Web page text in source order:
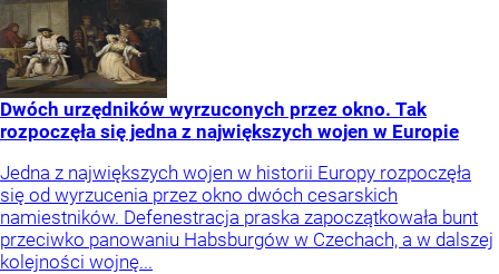
Dwóch urzędników wyrzuconych przez okno. Tak
rozpoczęła się jedna z największych wojen w Europie
Jedna z największych wojen w historii Europy rozpoczęła
się od wyrzucenia przez okno dwóch cesarskich
namiestników. Defenestracja praska zapoczątkowała bunt
przeciwko panowaniu Habsburgów w Czechach, a w dalszej
kolejności wojnę...